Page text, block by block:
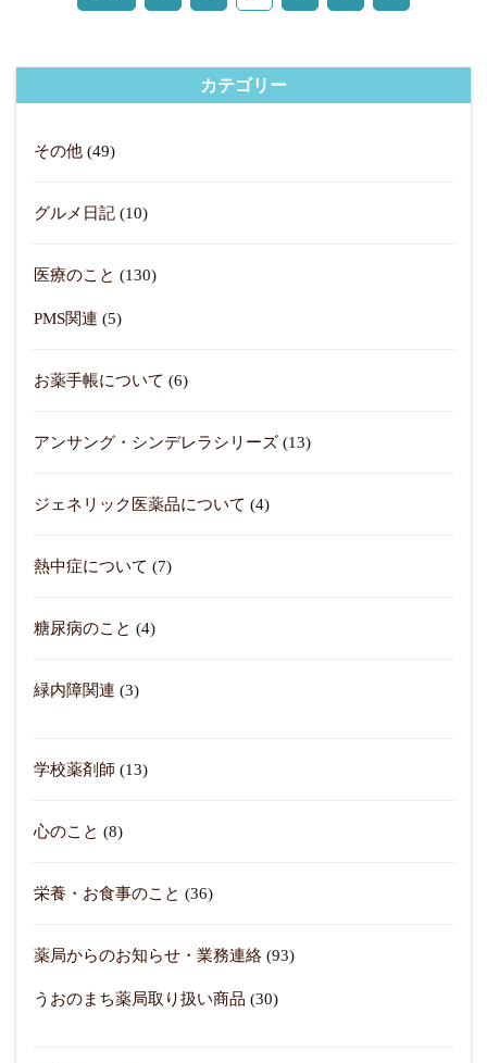
カテゴリー
その他 (49)
グルメ日記 (10)
医療のこと (130)
PMS関連 (5)
お薬手帳について (6)
アンサング・シンデレラシリーズ (13)
ジェネリック医薬品について (4)
熱中症について (7)
糖尿病のこと (4)
緑内障関連 (3)
学校薬剤師 (13)
心のこと (8)
栄養・お食事のこと (36)
薬局からのお知らせ・業務連絡 (93)
うおのまち薬局取り扱い商品 (30)